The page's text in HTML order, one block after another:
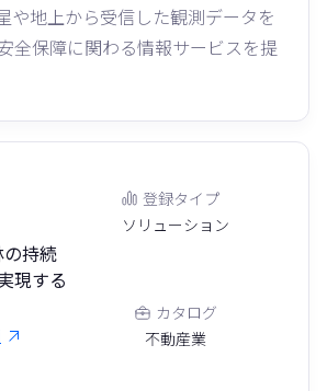
や地上から受信した観測データを
全保障に関わる情報サービスを提
の持続
現する
登録タイプ
ソリューション
カタログ
不動産業